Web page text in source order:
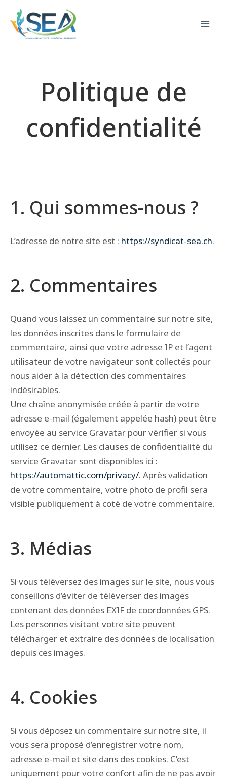
contenu
Politique de
confidentialité
1. Qui sommes-nous ?
L’adresse de notre site est : https://syndicat-sea.ch.
2. Commentaires
Quand vous laissez un commentaire sur notre site,
les données inscrites dans le formulaire de
commentaire, ainsi que votre adresse IP et l’agent
utilisateur de votre navigateur sont collectés pour
nous aider à la détection des commentaires
indésirables.
Une chaîne anonymisée créée à partir de votre
adresse e-mail (également appelée hash) peut être
envoyée au service Gravatar pour vérifier si vous
utilisez ce dernier. Les clauses de confidentialité du
service Gravatar sont disponibles ici :
https://automattic.com/privacy/. Après validation
de votre commentaire, votre photo de profil sera
visible publiquement à coté de votre commentaire.
3. Médias
Si vous téléversez des images sur le site, nous vous
conseillons d’éviter de téléverser des images
contenant des données EXIF de coordonnées GPS.
Les personnes visitant votre site peuvent
télécharger et extraire des données de localisation
depuis ces images.
4. Cookies
Si vous déposez un commentaire sur notre site, il
vous sera proposé d’enregistrer votre nom,
adresse e-mail et site dans des cookies. C’est
uniquement pour votre confort afin de ne pas avoir